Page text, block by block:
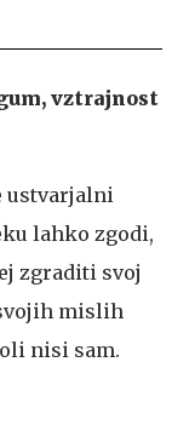
vztrajnost
ustvarjalni
lahko zgodi,
zgraditi svoj
mislih
nisi sam.